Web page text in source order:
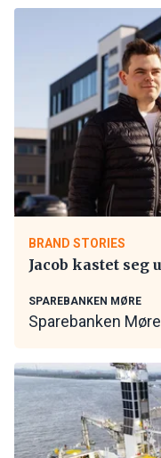
BRAND STORIES
Jacob kastet seg
SPAREBANKEN MØRE
Sparebanken Møre